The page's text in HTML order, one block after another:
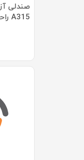
صندلی
A315 راحتیران